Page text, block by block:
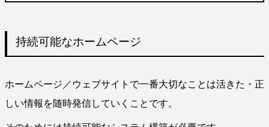
持続可能なホームページ
ホームページ／ウェブサイトで一番大切なことは活きた・正
しい情報を随時発信していくことです。